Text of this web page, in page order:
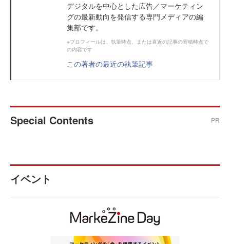
デジタルを中心とした広告／マーケティン
グの最新動向を発信する専門メディアの編
集部です。
※プロフィールは、執筆時点、または直近の記事の寄稿時点で
の内容です
この著者の最近の執筆記事
Special Contents PR
イベント